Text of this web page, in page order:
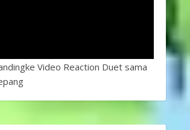
Video Reaction Duet sama